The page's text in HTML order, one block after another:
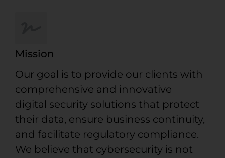
Mission
Our goal is to provide our clients with
comprehensive and innovative
digital security solutions that protect
their data, ensure business continuity,
and facilitate regulatory compliance.
We believe that cybersecurity is not